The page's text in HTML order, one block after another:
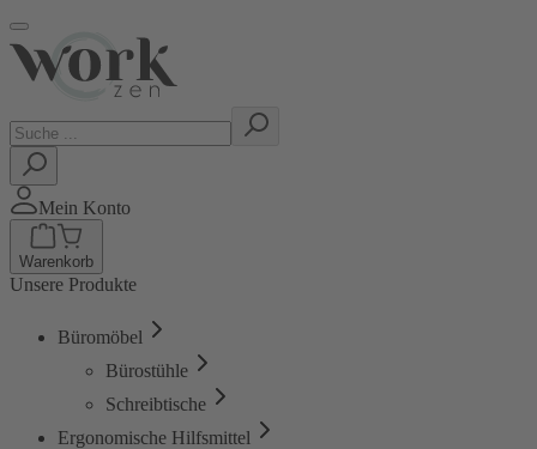
Mein Konto
Warenkorb
Unsere Produkte
Büromöbel
Bürostühle
Schreibtische
Ergonomische Hilfsmittel